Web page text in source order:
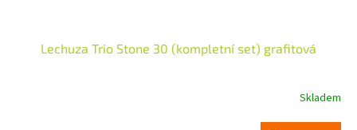
Lechuza Trio Stone 30 (kompletní set) grafitová
Skladem